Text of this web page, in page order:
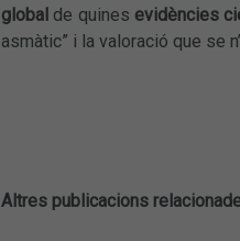
global de quines evidències
asmàtic” i la valoració que se
Altres publicacions